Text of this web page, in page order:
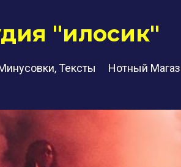
Тексты Нотный
"илосик"